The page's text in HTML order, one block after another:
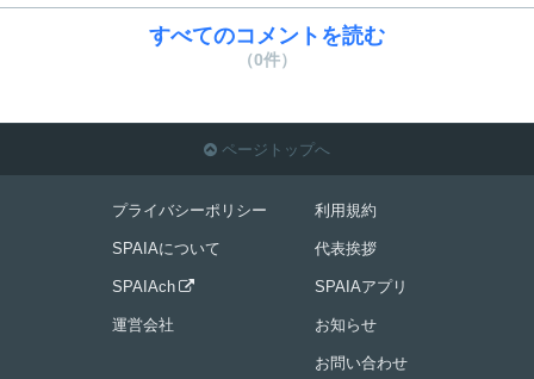
すべてのコメントを読む
（0件）
 ページトップへ
プライバシーポリシー
SPAIAについて
SPAIAch 
運営会社
利用規約
代表挨拶
SPAIAアプリ
お知らせ
お問い合わせ